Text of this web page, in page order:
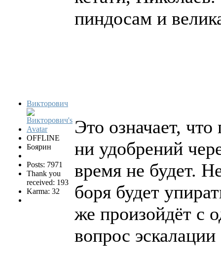
Викторович
OFFLINE
Боярин
Posts: 7971
Thank you
received: 193
Karma: 32
пиндосам и
Это означает,
ни удобрений
время не будет.
боря будет
же произойдёт с
вопрос